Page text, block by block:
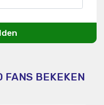
FANS BEKEKEN